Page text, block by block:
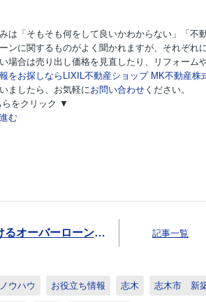
は「そもそも何をして良いかわからない」「不
ンに関するものがよく聞かれますが、それぞれ
場合は売り出し価格を見直したり、リフォーム
をお探しならLIXIL不動産ショップ MK不動産株
ましたら、お気軽にお問い合わせ ください。
をクリック ▼
む
「住宅ローンにおけるオーバーローンとは？余ったお金の問題点なども解説」 記事一覧
ノウハウ お役立ち情報 志木 志木市 新